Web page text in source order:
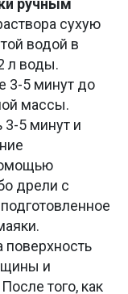
ручным
сухую
водой в
л воды.
3-5 минут до
массы.
5 минут и
дрели с
поверхность
и
того, как